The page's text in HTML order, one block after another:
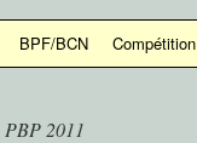
BPF/BCN Compétition
PBP 2011